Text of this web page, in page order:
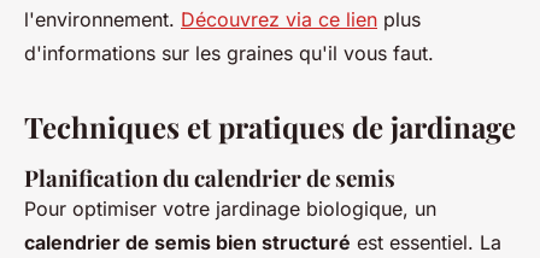
l'environnement. Découvrez via ce lien plus
d'informations sur les graines qu'il vous faut.
Techniques et pratiques de jardinage
Planification du calendrier de semis
Pour optimiser votre jardinage biologique, un
calendrier de semis bien structuré est essentiel. La